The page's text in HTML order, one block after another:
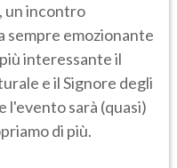
, un incontro
sempre emozionante
interessante il
e il Signore degli
l'evento sarà (quasi)
di più.